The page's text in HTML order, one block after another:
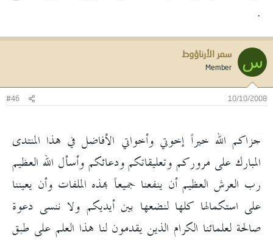
.
س سمر الأرناؤوط
Member
10/10/2008
#46
جزاكم الله خيراً إخوتي وأخواتي الأفاضل في هذا المنتدى
المبارك على مروركم وتعليقاتكم ودعائكم وأسأل الله العظيم
رب العرش العظيم أن ينفعنا جميعاً بهذه الملفات وأن يعيننا
على استكمالها كلها لنضعها بين أيديكم ولا ننسى دعوة
صالحة لعلمائنا الكرام الذين يقدمون لنا هذا العلم على طبق